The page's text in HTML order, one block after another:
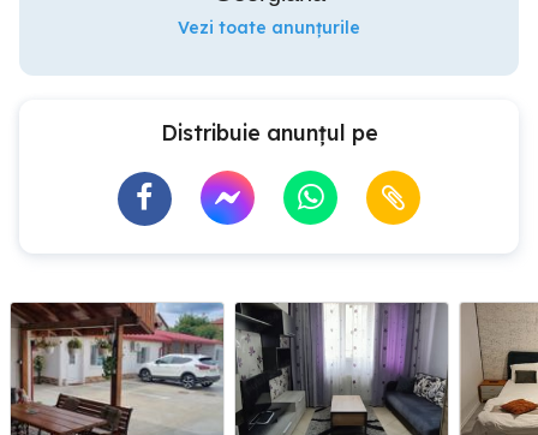
Vezi toate anunțurile
Distribuie anunțul pe